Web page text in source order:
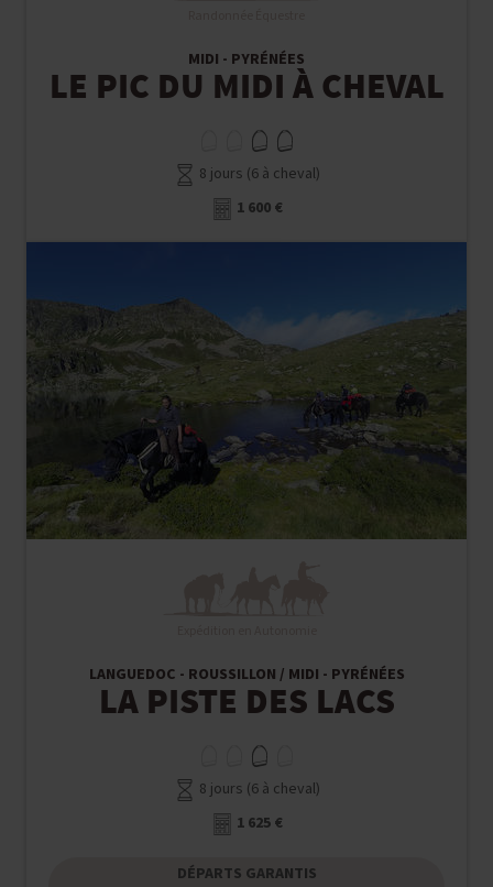
MIDI - PYRÉNÉES
LE PIC DU MIDI À CHEVAL
8 jours (6 à cheval)
1 600 €
LANGUEDOC - ROUSSILLON / MIDI - PYRÉNÉES
LA PISTE DES LACS
8 jours (6 à cheval)
1 625 €
DÉPARTS GARANTIS